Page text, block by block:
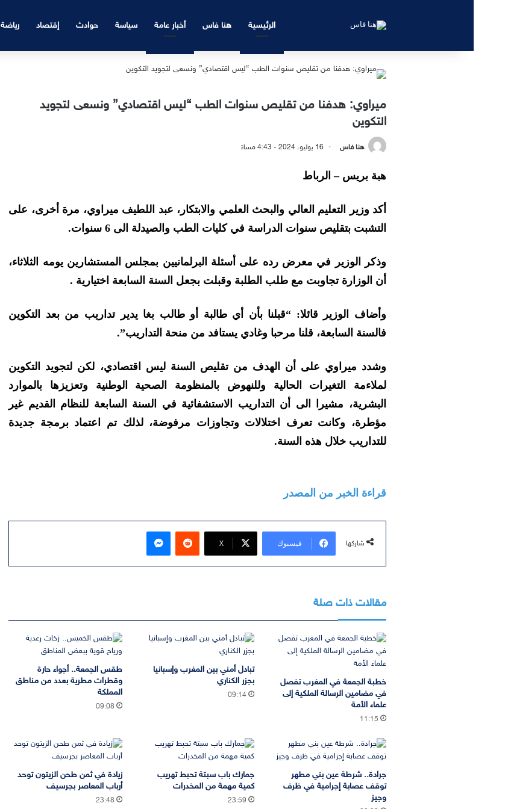
الرئيسية هنا فاس أخبار عامة سياسة حوادث إقتصاد رياضة
ميراوي: هدفنا من تقليص سنوات الطب “ليس اقتصادي” ونسعى لتجويد
التكوين
هنا فاس 16 يوليو، 2024 - 4:43 مساءً
هبة بريس – الرباط
أكد وزير التعليم العالي والبحث العلمي والابتكار، عبد اللطيف ميراوي، مرة أخرى، على
التشبت بتقليص سنوات الدراسة في كليات الطب والصيدلة الى 6 سنوات.
وذكر الوزير في معرض رده على أسئلة البرلمانيين بمجلس المستشارين يومه الثلاثاء،
أن الوزارة تجاوبت مع طلب الطلبة وقبلت بجعل السنة السابعة اختيارية .
وأضاف الوزير قائلا: “قبلنا بأن أي طالبة أو طالب بغا يدير تداريب من بعد التكوين
فالسنة السابعة، قلنا مرحبا وغادي يستافد من منحة التداريب”.
وشدد ميراوي على أن الهدف من تقليص السنة ليس اقتصادي، لكن لتجويد التكوين
لملاءمة التغيرات الحالية وللنهوض بالمنظومة الصحية الوطنية وتعزيزها بالموارد
البشرية، مشيرا الى أن التداريب الاستشفائية في السنة السابعة للنظام القديم غير
مؤطرة، وكانت تعرف اختلالات وتجاوزات مرفوضة، لذلك تم اعتماد برمجة جديدة
للتداريب خلال هذه السنة.
قراءة الخبر من المصدر
شاركها فيسبوك ‫X
ماسنجر
مقالات ذات صلة
خطبة الجمعة في المغرب تفصل
في مضامين الرسالة الملكية إلى
علماء الأمة
11:15
تبادل أمني بين المغرب وإسبانيا
بجزر الكناري
09:14
طقس الجمعة.. أجواء حارة
وقطرات مطرية بعدد من مناطق
المملكة
09:08
جرادة.. شرطة عين بني مطهر
توقف عصابة إجرامية في ظرف
وجيز
جمارك باب سبتة تحبط تهريب
كمية مهمة من المخدرات
23:59
زيادة في ثمن طحن الزيتون توحد
أرباب المعاصر بجرسيف
23:48